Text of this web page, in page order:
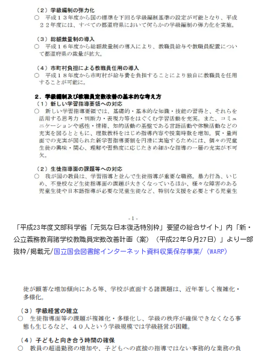
「平成23年度文部科学省「元気な日本復活特別枠」要望の総合サイト」内「新・
公立義務教育諸学校教職員定数改善計画（案）（平成22年９月27日）」より一部
抜粋/掲載元/国立国会図書館インターネット資料収集保存事業/（WARP)